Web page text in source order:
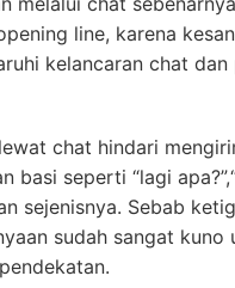
line, karena
kelancaran chat dan
chat hindari
basi seperti “lagi
sejenisnya. Sebab
sudah sangat kuno